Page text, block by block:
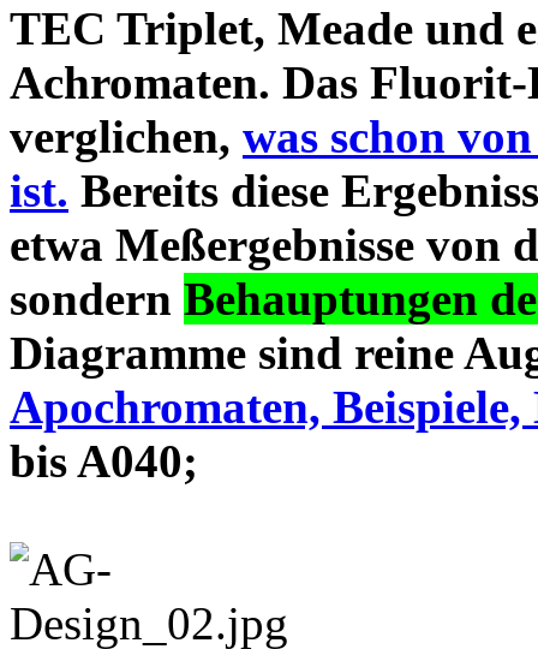
TEC Triplet, Meade und
Achromaten. Das
verglichen, was schon
ist. Bereits diese
etwa Meßergebnisse von
sondern Behauptungen
Diagramme sind reine
Apochromaten, Beispiele,
bis A040;